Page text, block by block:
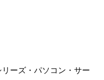
ーズ・パソコン・サー